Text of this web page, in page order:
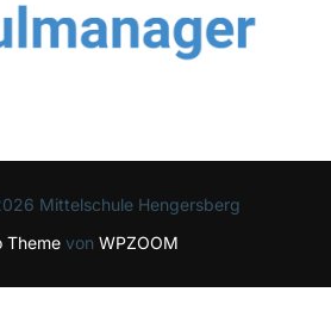
Mittelschule Hengersberg
Theme von WPZOOM